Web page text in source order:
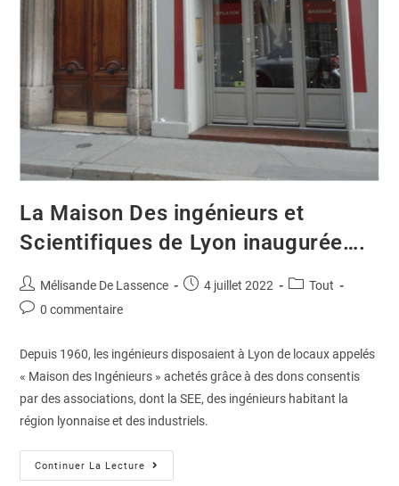
La Maison Des ingénieurs et
Scientifiques de Lyon inaugurée….
Mélisande De Lassence 4 juillet 2022
Tout
0 commentaire
Depuis 1960, les ingénieurs disposaient à Lyon de locaux appelés
« Maison des Ingénieurs » achetés grâce à des dons consentis
par des associations, dont la SEE, des ingénieurs habitant la
région lyonnaise et des industriels.
Continuer La Lecture